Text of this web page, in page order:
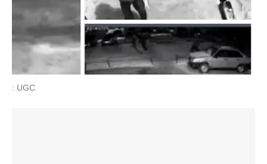
: UGC